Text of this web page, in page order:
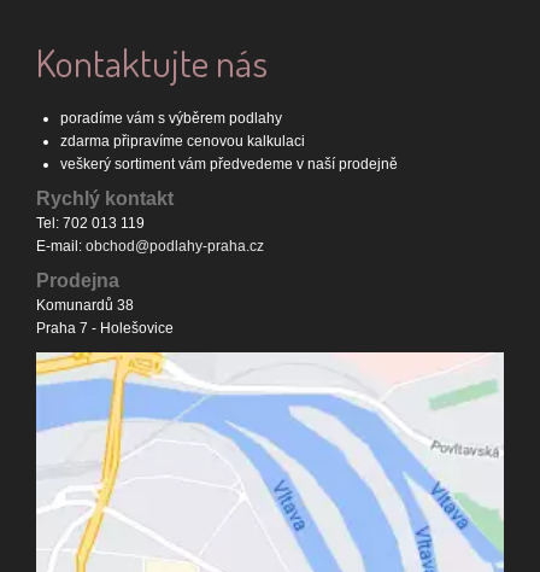
Kontaktujte nás
poradíme vám s výběrem podlahy
zdarma připravíme cenovou kalkulaci
veškerý sortiment vám předvedeme v naší prodejně
Rychlý kontakt
Tel: 702 013 119
E-mail: obchod@podlahy-praha.cz
Prodejna
Komunardů 38
Praha 7 - Holešovice